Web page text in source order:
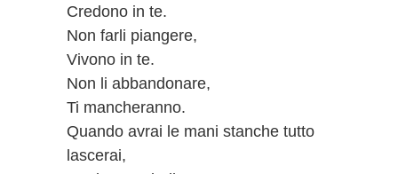
Credono in te.
Non farli piangere,
Vivono in te.
Non li abbandonare,
Ti mancheranno.
Quando avrai le mani stanche tutto
lascerai,